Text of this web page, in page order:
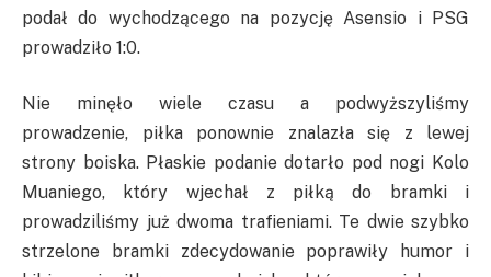
podał do wychodzącego na pozycję Asensio i PSG
prowadziło 1:0.
Nie minęło wiele czasu a podwyższyliśmy
prowadzenie, piłka ponownie znalazła się z lewej
strony boiska. Płaskie podanie dotarło pod nogi Kolo
Muaniego, który wjechał z piłką do bramki i
prowadziliśmy już dwoma trafieniami. Te dwie szybko
strzelone bramki zdecydowanie poprawiły humor i